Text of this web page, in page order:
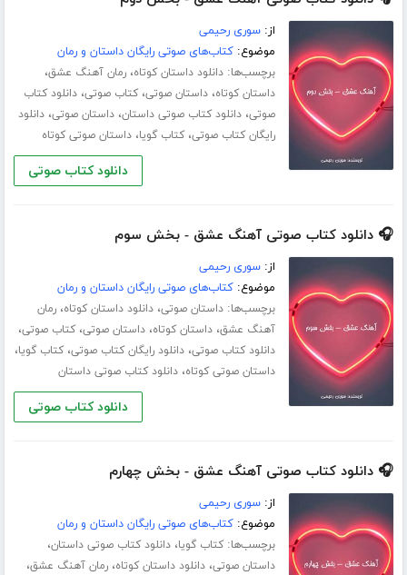
از:سوری رحیمی
موضوع:کتاب‌های صوتی رایگان داستان و رمان
برچسب‌ها:دانلود داستان کوتاه،رمان آهنگ عشق،
داستان کوتاه،داستان صوتی،کتاب صوتی،دانلود کتاب
صوتی،دانلود کتاب صوتی داستان،داستان صوتی،دانلود
رایگان کتاب صوتی،کتاب گویا،داستان صوتی کوتاه
دانلود کتاب صوتی
🎧 دانلود کتاب صوتی آهنگ عشق - بخش سوم
از:سوری رحیمی
موضوع:کتاب‌های صوتی رایگان داستان و رمان
برچسب‌ها:داستان صوتی،دانلود داستان کوتاه،رمان
آهنگ عشق،داستان کوتاه،داستان صوتی،کتاب صوتی،
دانلود کتاب صوتی،دانلود رایگان کتاب صوتی،کتاب گویا،
داستان صوتی کوتاه،دانلود کتاب صوتی داستان
دانلود کتاب صوتی
🎧 دانلود کتاب صوتی آهنگ عشق - بخش چهارم
از:سوری رحیمی
موضوع:کتاب‌های صوتی رایگان داستان و رمان
برچسب‌ها:کتاب گویا،دانلود کتاب صوتی داستان،
داستان صوتی،دانلود داستان کوتاه،رمان آهنگ عشق،